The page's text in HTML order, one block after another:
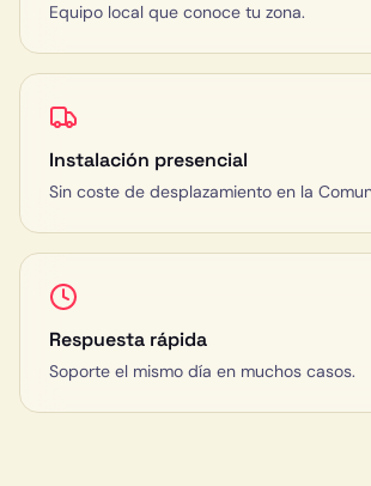
Equipo local que conoce tu zona.
Instalación presencial
Sin coste de desplazamiento en la
Respuesta rápida
Soporte el mismo día en muchos casos.